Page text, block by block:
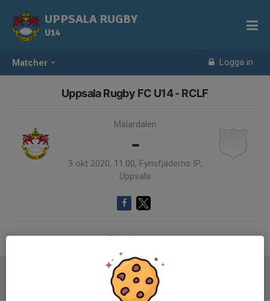
Matcher Logga in
UPPSALA RUGBY
U14
Uppsala Rugby FC U14 - RCLF
Mälardalen
-
3 okt 2020, 11:00, Fyrisfjäderns IP,
Uppsala
Samling 10:15